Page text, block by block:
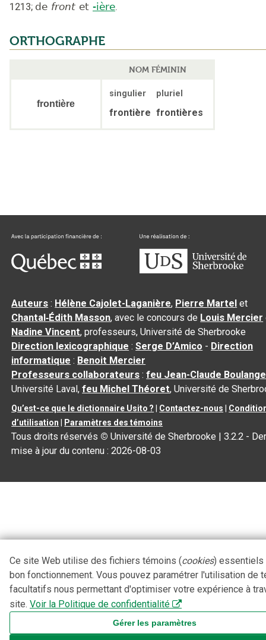
1213; de front et -ière.
ORTHOGRAPHE
NOM FÉMININ
frontière
singulier pluriel
frontière frontières
Auteurs : Hélène Cajolet-Laganière, Pierre Martel et
Chantal‑Édith Masson, avec le concours de Louis Mercier
Nadine Vincent, professeurs, Université de Sherbrooke
Direction lexicographique :Serge D’Amico - Direction
informatique : Benoit Mercier
Professeurs collaborateurs :feu Jean-Claude
Université Laval,feu Michel Théoret, Université de
Qu’est-ce que le dictionnaire Usito ? Contactez-nous
d’utilisation
Paramètres des témoins
Tous droits réservés © Université de Sherbrooke |3.2.2 -
mise à jour du contenu :2026-08-03
Ce site Web utilise des fichiers témoins (cookies) essentiels
bon fonctionnement. Vous pouvez paramétrer l'utilisation de
facultatifs nous permettant d'optimiser votre expérience à
site. Voir la Politique de confidentialité
Gérer les paramètres